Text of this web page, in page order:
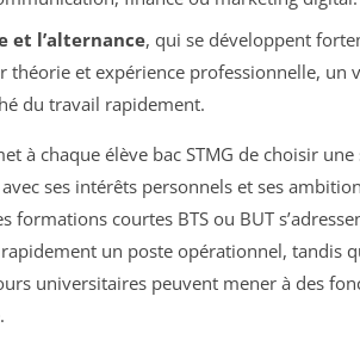
et l’alternance, qui se développent
théorie et expérience professionnelle, un
du travail rapidement.
à chaque élève bac STMG de choisir
ses intérêts personnels et ses
formations courtes BTS ou BUT
un poste opérationnel, tandis
universitaires peuvent mener à des